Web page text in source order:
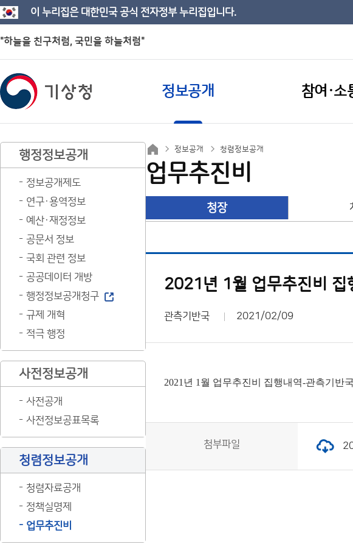
이 누리집은 대한민국 공식 전자정부 누리집입니다.
"하늘을 친구처럼, 국민을 하늘처럼"
정보공개 참여·소
행정정보공개
정보공개제도
연구·용역정보
예산·재정정보
공문서 정보
국회 관련 정보
공공데이터 개방
행정정보공개청구
규제 개혁
적극 행정
사전정보공개
사전공개
사전정보공표목록
청렴정보공개
청렴자료공개
정책실명제
업무추진비
정보공개 청렴정보공개
업무추진비
청장
2021년 1월 업무추진비 집
관측기반국 2021/02/09
2021년 1월 업무추진비 집행내역-관측기반국
첨부파일